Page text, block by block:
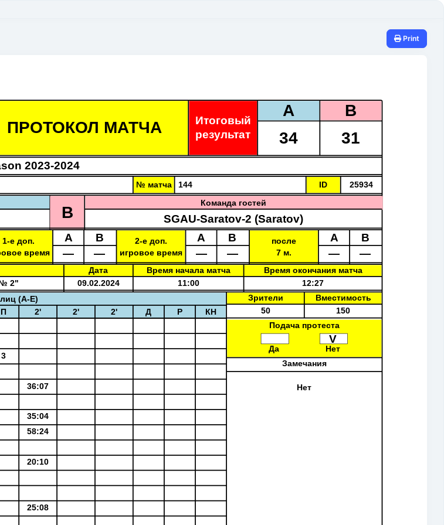
Print
ПРОТОКОЛ МАТЧА Итоговый
результат
A
34
B
31
2023-2024
№ матча 144 ID 25934
B Команда гостей
SGAU-Saratov-2 (Saratov)
A B
— —
1-е доп.
время
A B
— —
2-е доп.
игровое время
A B
— —
после
7 м.
№ 2"
Дата
09.02.2024
Время начала матча
11:00
Время окончания матча
12:27
(A-E)
П 2' 2' 2' Д Р КН
3
36:07
35:04
58:24
20:10
25:08
Зрители Вместимость
50 150
Подача протеста
Да Нет
V
Замечания
Нет